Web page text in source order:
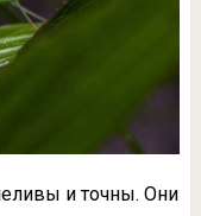
и точны. Они